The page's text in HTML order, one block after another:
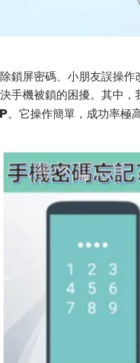
鎖屏密碼、小朋友誤操
手機被鎖的困擾。其中
。它操作簡單，成功率極